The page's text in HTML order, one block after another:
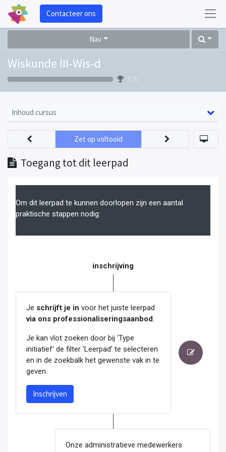
Contacteer ons
Nav
Wiskunde III-Wis-d
0 %
Inhoud cursus
Toegang tot dit leerpad
Zet op voltooid
Om dit leerpad te kunnen doorlopen zijn een aantal
praktische stappen nodig:
inschrijving
Je schrijft je in voor het juiste leerpad
via ons professionaliseringsaanbod
Je kan vlot zoeken door bij 'Type
initiatief' de filter 'Leerpad' te selecteren
en in de zoekbalk het gewenste vak in te
geven.
Inschrijven
Onze administratieve medewerkers